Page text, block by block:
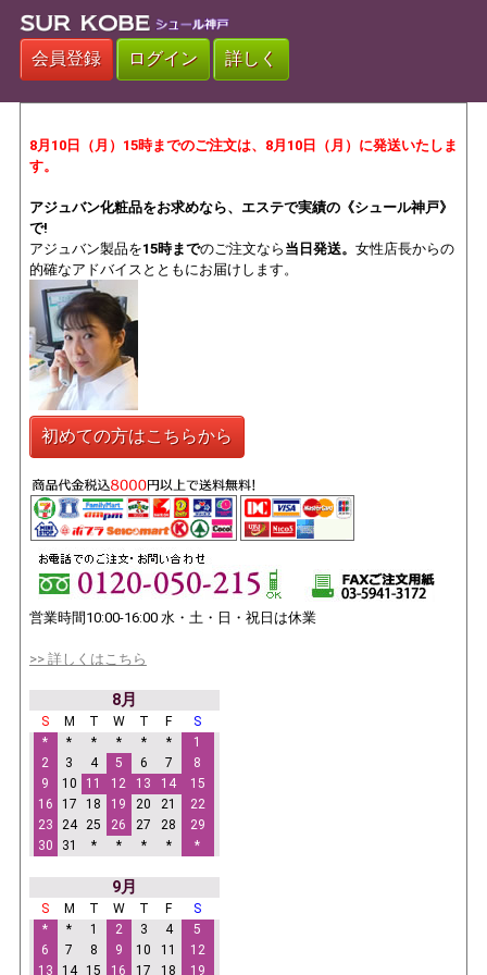
会員登録 ログイン 詳しく
8月10日（月）15時までのご注文は、 8月10日（月） に発送いたしま
す。
アジュバン化粧品をお求めなら、エステで実績の《シュール神戸》
で!
アジュバン製品を15時までのご注文なら 当日発送。 女性店長からの
的確なアドバイスとともにお届けします。
初めての方はこちらから
営業時間10:00-16:00 水・土・日・祝日は休業
>> 詳しくはこちら
8月
S M T W T F
S
*
* * * * *
1
2
3 4 5 6 7
8
9
10 11 12 13 14
15
16
17 18 19 20 21
22
23
24 25 26 27 28
29
30
31 * * * * *
9月
S M T W T F
S
*
* 1 2 3 4
5
6
7 8 9 10 11
12
13
14 15 16 17 18 19